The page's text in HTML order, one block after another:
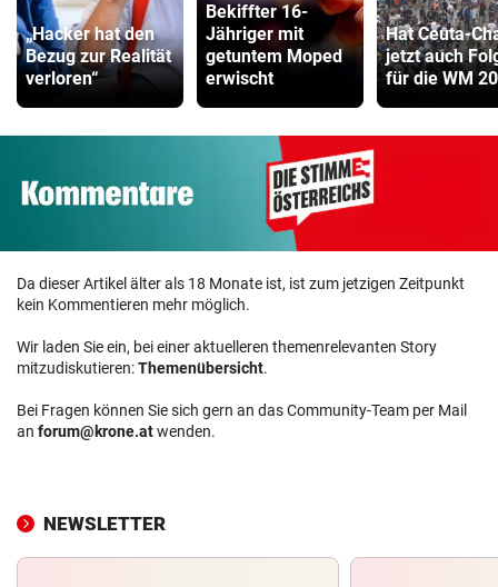
„Hacker hat den
Bezug zur Realität
verloren“
Bekiffter 16-
Jähriger mit
getuntem Moped
erwischt
Hat Ceuta-
jetzt auch
für die WM
Da dieser Artikel älter als 18 Monate ist, ist zum jetzigen Zeitpunkt
kein Kommentieren mehr möglich.
Wir laden Sie ein, bei einer aktuelleren themenrelevanten Story
mitzudiskutieren:Themenübersicht.
Bei Fragen können Sie sich gern an das Community-Team per Mail
an forum@krone.atwenden.
NEWSLETTER